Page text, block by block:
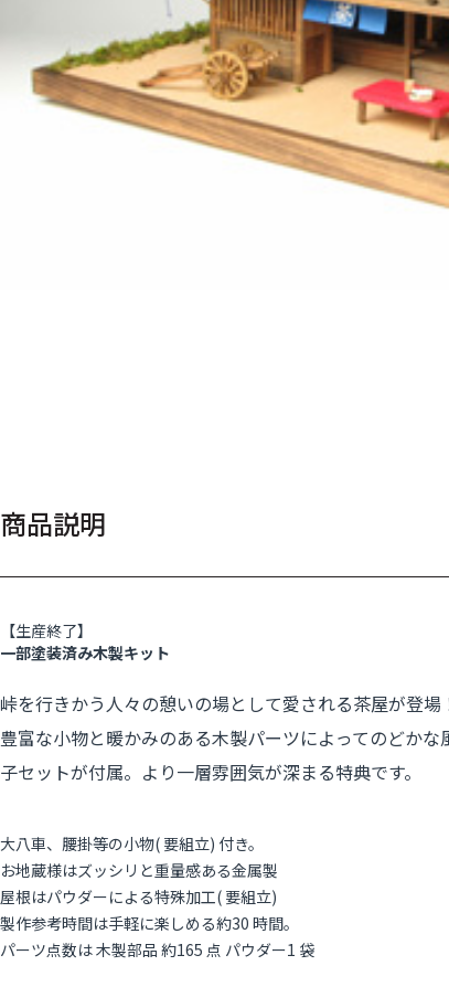
商品説明
【生産終了】
一部塗装済み木製キット
峠を行きかう人々の憩いの場として愛される茶屋が登場
豊富な小物と暖かみのある木製パーツによってのどか
子セットが付属。より一層雰囲気が深まる特典です。
大八車、腰掛等の小物( 要組立) 付き。
お地蔵様はズッシリと重量感ある金属製
屋根はパウダーによる特殊加工( 要組立)
製作参考時間は手軽に楽しめる約30 時間。
パーツ点数は 木製部品 約165 点 パウダー1 袋